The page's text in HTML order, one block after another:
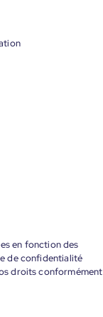
en fonction des
de confidentialité
droits conformément